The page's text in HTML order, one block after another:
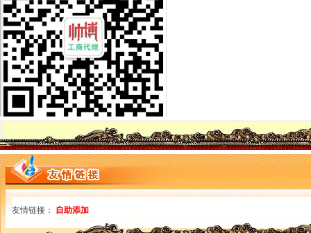
龙溪股份公司声明_龙溪股份（sh）_股吧_新浪股吧
湖州龙溪街道开鑫烧烤店
龙溪股份_标签_网易财经
[公司]龙溪股份拟3万美元设立龙轴美国公司_焦点_新浪财经_新浪网
龙溪股份（）_公司资料_证券之星
经开区龙溪河改河及金字电缆西侧土方工程中标结果-中国采招网
【图】龙溪地委开现场会提出6项具体措施。厦门全市售粮自动化1958
渝北龙溪、冉家坝、龙山、北环、松树桥周边修换服务-龙溪
龙溪股份：五届二十五次董事会决议公告_龙溪股份（）_公告
广东惠州博罗龙溪开票店需要办什么手续,我新手,什么都不知道
中国电信股份有限公司玉环龙溪营业厅联系方式_信用报告_工商信息-
【58同城】重庆渝北龙溪院开荒保洁公司_龙溪院开荒保洁价格
荔湾区龙溪凤西二路修换装艺林东街开汽车保险柜
湖州龙溪街道开鑫烧烤店_【电话地址_招聘信息_注册信息_信用信息_
开汽车开修各种汽车、龙溪开汽车、明记_广州市荔湾区百信通
龙溪股份：六届二十五次董事会决议公告_龙溪股份（003592）_公告
友情链接： 自助添加